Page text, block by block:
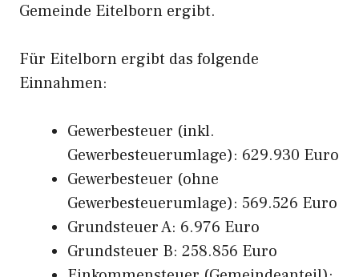
Gemeinde Eitelborn ergibt.
Für Eitelborn ergibt das folgende
Einnahmen:
Gewerbesteuer (inkl.
Gewerbesteuerumlage): 629.930 Euro
Gewerbesteuer (ohne
Gewerbesteuerumlage): 569.526 Euro
Grundsteuer A: 6.976 Euro
Grundsteuer B: 258.856 Euro